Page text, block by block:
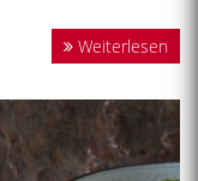
Weiterlesen